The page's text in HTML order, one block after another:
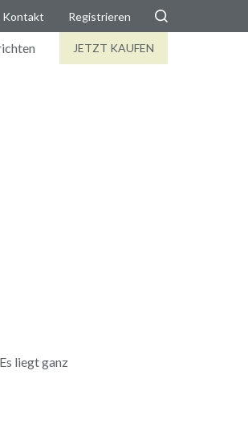
Kontakt Registrieren
JETZT KAUFEN
liegt ganz